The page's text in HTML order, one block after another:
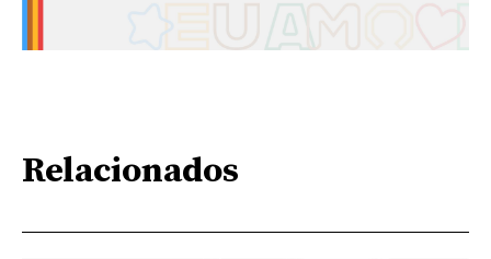
Relacionados